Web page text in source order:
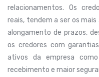
relacionamentos. Os
reais, tendem a ser os
alongamento de prazos,
os credores com
ativos da empresa
recebimento e maior